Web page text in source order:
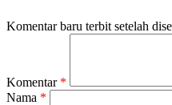
Komentar baru terbit setelah
Komentar *
Nama *